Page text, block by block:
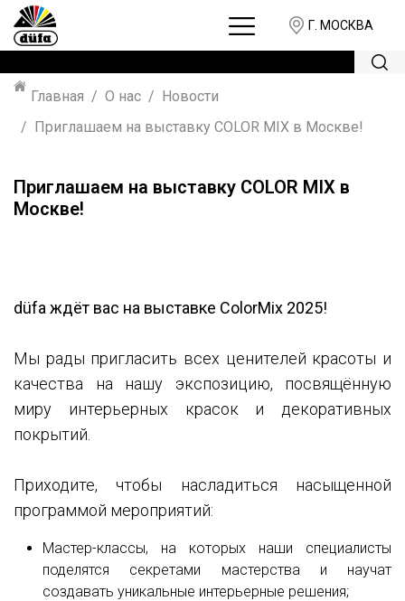
Г. МОСКВА
Главная О нас
Новости
Приглашаем на выставку COLOR MIX в Москве!
Приглашаем на выставку COLOR MIX в
Москве!
düfa ждёт вас на выставке ColorMix 2025!
Мы рады пригласить всех ценителей красоты и
качества на нашу экспозицию, посвящённую
миру интерьерных красок и декоративных
покрытий.
Приходите, чтобы насладиться насыщенной
программой мероприятий:
Мастер-классы, на которых наши специалисты
поделятся секретами мастерства и научат
создавать уникальные интерьерные решения;